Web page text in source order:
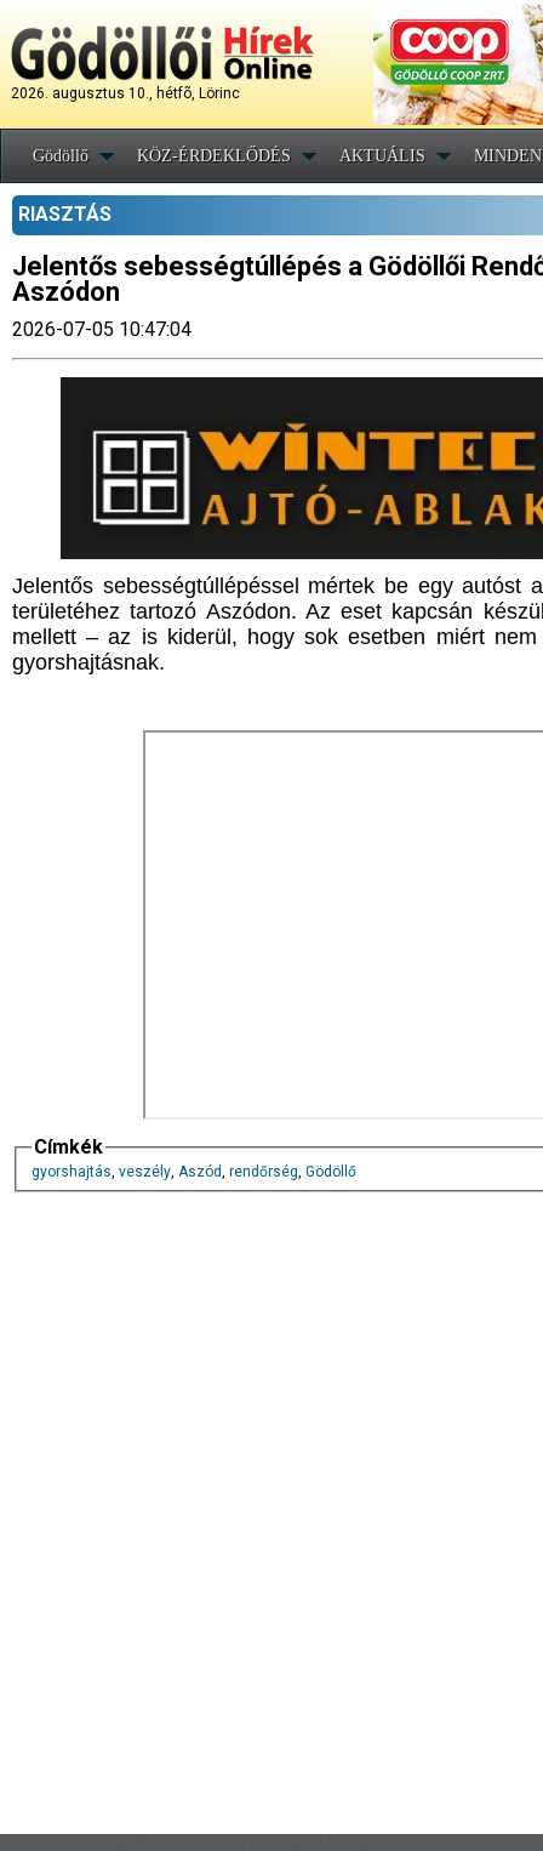
2026. augusztus 10., hétfõ, Lörinc
Gödöllő KÖZ-ÉRDEKLŐDÉS AKTUÁLIS
RIASZTÁS
Jelentős sebességtúllépés a Gödöllői
Aszódon
2026-07-05 10:47:04
Jelentős sebességtúllépéssel mértek be egy autóst
területéhez tartozó Aszódon. Az eset kapcsán
mellett – az is kiderül, hogy sok esetben miért
gyorshajtásnak.
Címkék
gyorshajtás, veszély, Aszód, rendőrség, Gödöllő